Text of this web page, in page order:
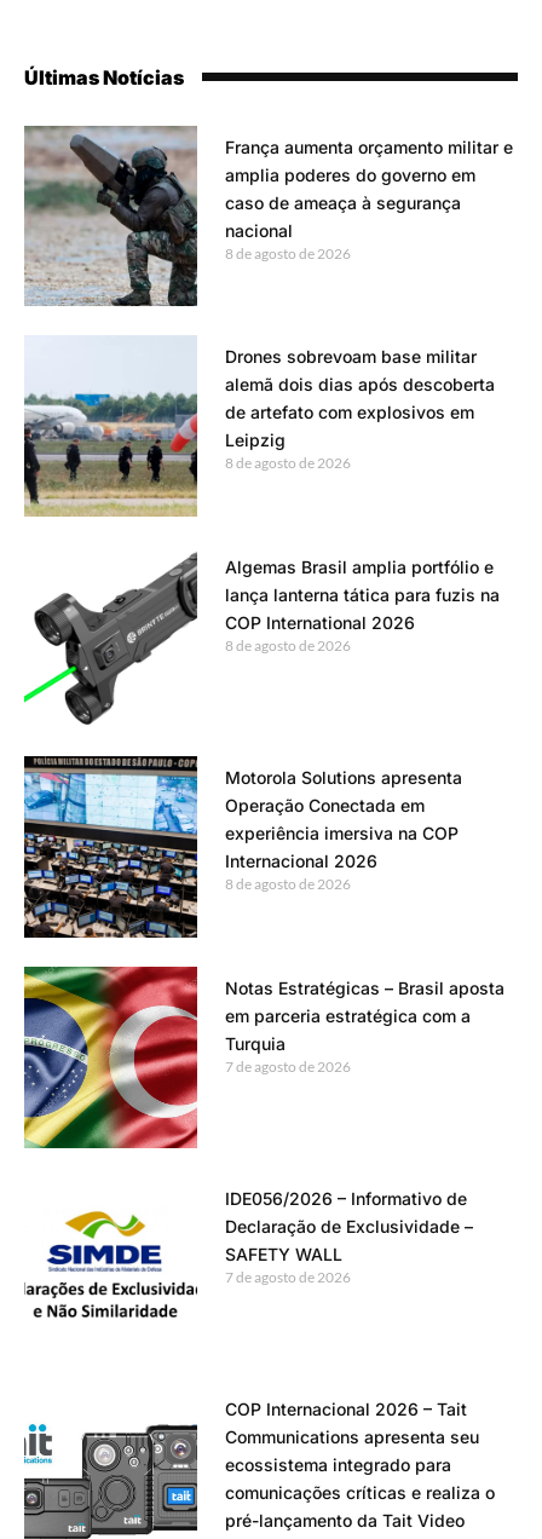
Últimas Notícias
França aumenta orçamento militar e
amplia poderes do governo em
caso de ameaça à segurança
nacional
8 de agosto de 2026
Drones sobrevoam base militar
alemã dois dias após descoberta
de artefato com explosivos em
Leipzig
8 de agosto de 2026
Algemas Brasil amplia portfólio e
lança lanterna tática para fuzis na
COP International 2026
8 de agosto de 2026
Motorola Solutions apresenta
Operação Conectada em
experiência imersiva na COP
Internacional 2026
8 de agosto de 2026
Notas Estratégicas – Brasil aposta
em parceria estratégica com a
Turquia
7 de agosto de 2026
IDE056/2026 – Informativo de
Declaração de Exclusividade –
SAFETY WALL
7 de agosto de 2026
COP Internacional 2026 – Tait
Communications apresenta seu
ecossistema integrado para
comunicações críticas e realiza o
pré-lançamento da Tait Video